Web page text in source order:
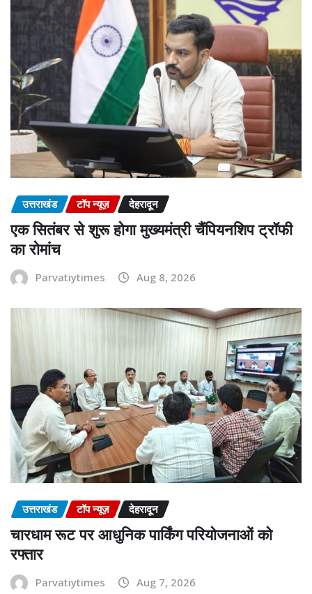
उत्तराखंड टॉप न्यूज़ देहरादून
एक सितंबर से शुरू होगा मुख्यमंत्री चैंपियनशिप ट्रॉफी
का रोमांच
Parvatiytimes Aug 8, 2026
उत्तराखंड टॉप न्यूज़ देहरादून
चारधाम रूट पर आधुनिक पार्किंग परियोजनाओं को
रफ्तार
Parvatiytimes Aug 7, 2026